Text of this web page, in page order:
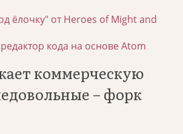
ёлочку" от Heroes of Might and
кода на основе Atom
коммерческую
– форк